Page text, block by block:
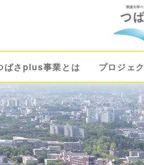
ばさplus事業とは プロジェ